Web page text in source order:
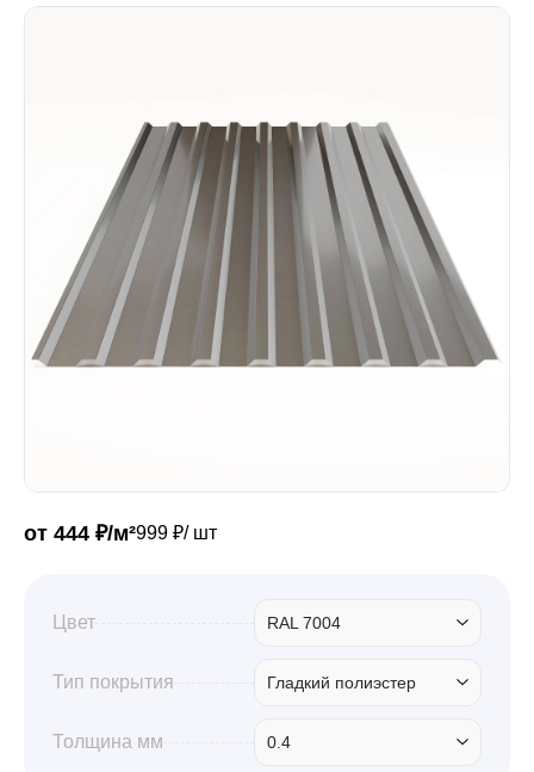
Сваи винтовые
Забор
Кровля
Профили для гипсокартона
от 444 ₽/м²999 ₽/ шт
Цвет RAL 7004
Тип покрытия Гладкий полиэстер
Толщина мм 0.4